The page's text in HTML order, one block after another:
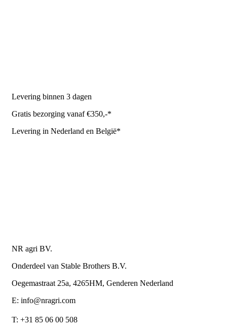
Levering binnen 3 dagen
Gratis bezorging vanaf €350,-*
Levering in Nederland en België*
NR agri BV.
Onderdeel van Stable Brothers B.V.
Oegemastraat 25a, 4265HM, Genderen Nederland
E: info@nragri.com
T: +31 85 06 00 508